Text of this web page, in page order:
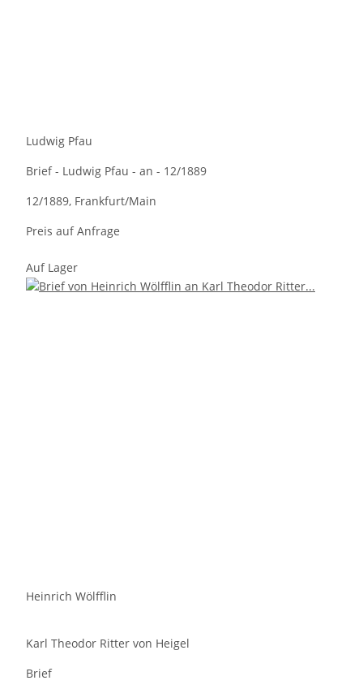
Ludwig Pfau
Brief - Ludwig Pfau - an - 12/1889
12/1889, Frankfurt/Main
Preis auf Anfrage
Auf Lager
Heinrich Wölfflin
Karl Theodor Ritter von Heigel
Brief